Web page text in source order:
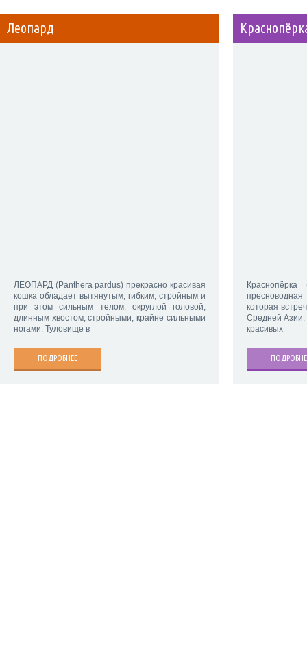
Леопард
ЛЕОПАРД (Panthera pardus) прекрасно красивая
кошка обладает вытянутым, гибким, стройным и
при этом сильным телом, округлой головой,
длинным хвостом, стройными, крайне сильными
ногами. Туловище в
ПОДРОБНЕЕ
которая
Средней Азии.
красивых